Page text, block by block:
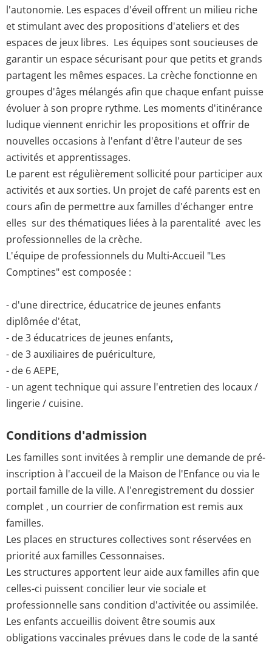
l'autonomie. Les espaces d'éveil offrent un milieu riche
et stimulant avec des propositions d'ateliers et des
espaces de jeux libres. Les équipes sont soucieuses de
garantir un espace sécurisant pour que petits et grands
partagent les mêmes espaces. La crèche fonctionne en
groupes d'âges mélangés afin que chaque enfant puisse
évoluer à son propre rythme. Les moments d'itinérance
ludique viennent enrichir les propositions et offrir de
nouvelles occasions à l'enfant d'être l'auteur de ses
activités et apprentissages.
Le parent est régulièrement sollicité pour participer aux
activités et aux sorties. Un projet de café parents est en
cours afin de permettre aux familles d'échanger entre
elles sur des thématiques liées à la parentalité avec les
professionnelles de la crèche.
L'équipe de professionnels du Multi-Accueil "Les
Comptines" est composée :
- d'une directrice, éducatrice de jeunes enfants
diplômée d'état,
- de 3 éducatrices de jeunes enfants,
- de 3 auxiliaires de puériculture,
- de 6 AEPE,
- un agent technique qui assure l'entretien des locaux /
lingerie / cuisine.
Conditions d'admission
Les familles sont invitées à remplir une demande de pré-
inscription à l'accueil de la Maison de l'Enfance ou via le
portail famille de la ville. A l'enregistrement du dossier
complet , un courrier de confirmation est remis aux
familles.
Les places en structures collectives sont réservées en
priorité aux familles Cessonnaises.
Les structures apportent leur aide aux familles afin que
celles-ci puissent concilier leur vie sociale et
professionnelle sans condition d'activitée ou assimilée.
Les enfants accueillis doivent être soumis aux
obligations vaccinales prévues dans le code de la santé